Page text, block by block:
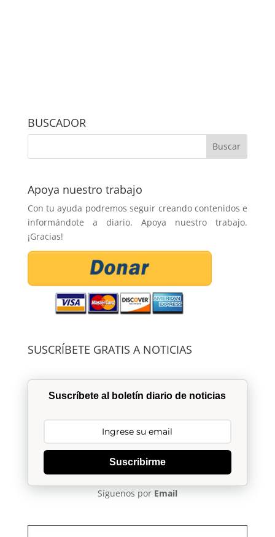
BUSCADOR
Apoya nuestro trabajo
Con tu ayuda podremos seguir creando contenidos e
informándote a diario. Apoya nuestro trabajo.
¡Gracias!
SUSCRÍBETE GRATIS A NOTICIAS
Suscríbete al boletín diario de noticias
Suscribirme
Síguenos por Email